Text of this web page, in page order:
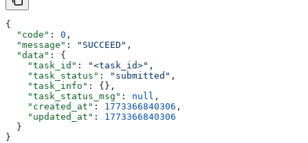
{
  "code"
: 0 ,
  "message"
: "SUCCEED" ,
  "data"
: {
    "task_id"
: "<task_id>" ,
    "task_status"
: "submitted" ,
    "task_info"
: {},
    "task_status_msg"
: null ,
    "created_at"
: 1773366840306 ,
    "updated_at"
: 1773366840306
  }
}